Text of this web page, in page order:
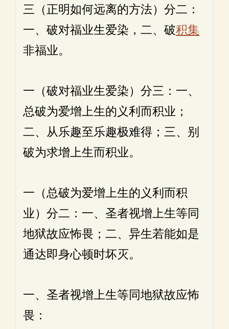
三（正明如何远离的方法）分二：
一、破对福业生爱染，二、破积集
非福业。
一（破对福业生爱染）分三：一、
总破为爱增上生的义利而积业；
二、从乐趣至乐趣极难得；三、别
破为求增上生而积业。
一（总破为爱增上生的义利而积
业）分二：一、圣者视增上生等同
地狱故应怖畏；二、异生若能如是
通达即身心顿时坏灭。
一、圣者视增上生等同地狱故应怖
畏：